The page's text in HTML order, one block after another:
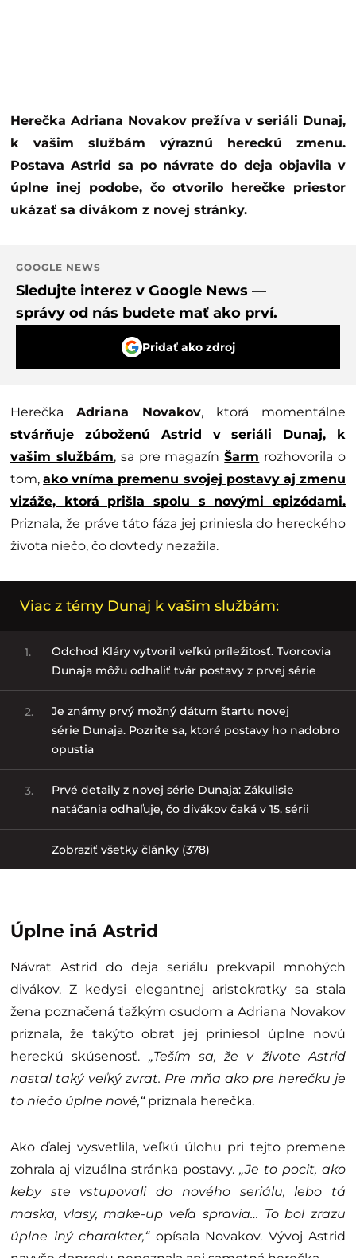
Herečka Adriana Novakov prežíva v seriáli Dunaj,
k vašim službám výraznú hereckú zmenu.
Postava Astrid sa po návrate do deja objavila v
úplne inej podobe, čo otvorilo herečke priestor
ukázať sa divákom z novej stránky.
GOOGLE NEWS
Sledujte interez v Google News —
správy od nás budete mať ako prví.
Pridať ako zdroj
Herečka Adriana Novakov, ktorá momentálne
stvárňuje zúboženú Astrid v seriáli Dunaj, k
vašim službám, sa pre magazínŠarm rozhovorila o
tom,ako vníma premenu svojej postavy aj zmenu
vizáže, ktorá prišla spolu s novými epizódami.
Priznala, že práve táto fáza jej priniesla do hereckého
života niečo, čo dovtedy nezažila.
Viac z témy Dunaj k vašim službám:
1.
Odchod Kláry vytvoril veľkú príležitosť. Tvorcovia
Dunaja môžu odhaliť tvár postavy z prvej série
2.
Je známy prvý možný dátum štartu novej
série Dunaja. Pozrite sa, ktoré postavy ho nadobro
opustia
3.
Prvé detaily z novej série Dunaja: Zákulisie
natáčania odhaľuje, čo divákov čaká v 15. sérii
Zobraziť všetky články (378)
Úplne iná Astrid
Návrat Astrid do deja seriálu prekvapil mnohých
divákov. Z kedysi elegantnej aristokratky sa stala
žena poznačená ťažkým osudom a Adriana Novakov
priznala, že takýto obrat jej priniesol úplne novú
hereckú skúsenosť. „Teším sa, že v živote Astrid
nastal taký veľký zvrat. Pre mňa ako pre herečku je
to niečo úplne nové,“priznala herečka.
Ako ďalej vysvetlila, veľkú úlohu pri tejto premene
zohrala aj vizuálna stránka postavy. „Je to pocit, ako
keby ste vstupovali do nového seriálu, lebo tá
maska, vlasy, make-up veľa spravia… To bol zrazu
úplne iný charakter,“opísala Novakov. Vývoj Astrid